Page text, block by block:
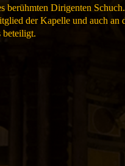
berühmten Dirigenten Schuch.
der Kapelle und auch an
beteiligt.